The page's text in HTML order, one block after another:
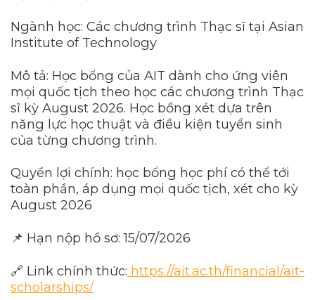
Ngành học: Các chương trình Thạc sĩ tại Asian
Institute of Technology
Mô tả: Học bổng của AIT dành cho ứng viên
mọi quốc tịch theo học các chương trình Thạc
sĩ kỳ August 2026. Học bổng xét dựa trên
năng lực học thuật và điều kiện tuyển sinh
của từng chương trình.
Quyền lợi chính: học bổng học phí có thể tới
toàn phần, áp dụng mọi quốc tịch, xét cho kỳ
August 2026
📌 Hạn nộp hồ sơ: 15/07/2026
🔗 Link chính thức: https://ait.ac.th/financial/ait-
scholarships/